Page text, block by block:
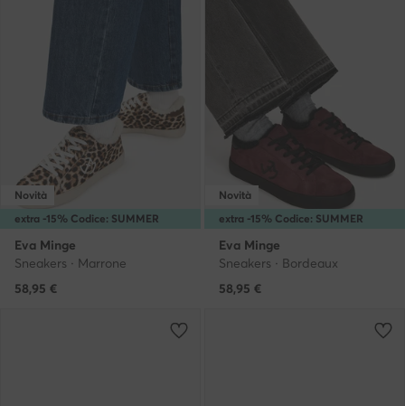
extra -15% Codice: SUMMER
Novità
Eva Minge
Sneakers · Marrone
58,95 €
extra -15% Codice: SUMMER
Novità
Eva Minge
Sneakers · Bordeaux
58,95 €